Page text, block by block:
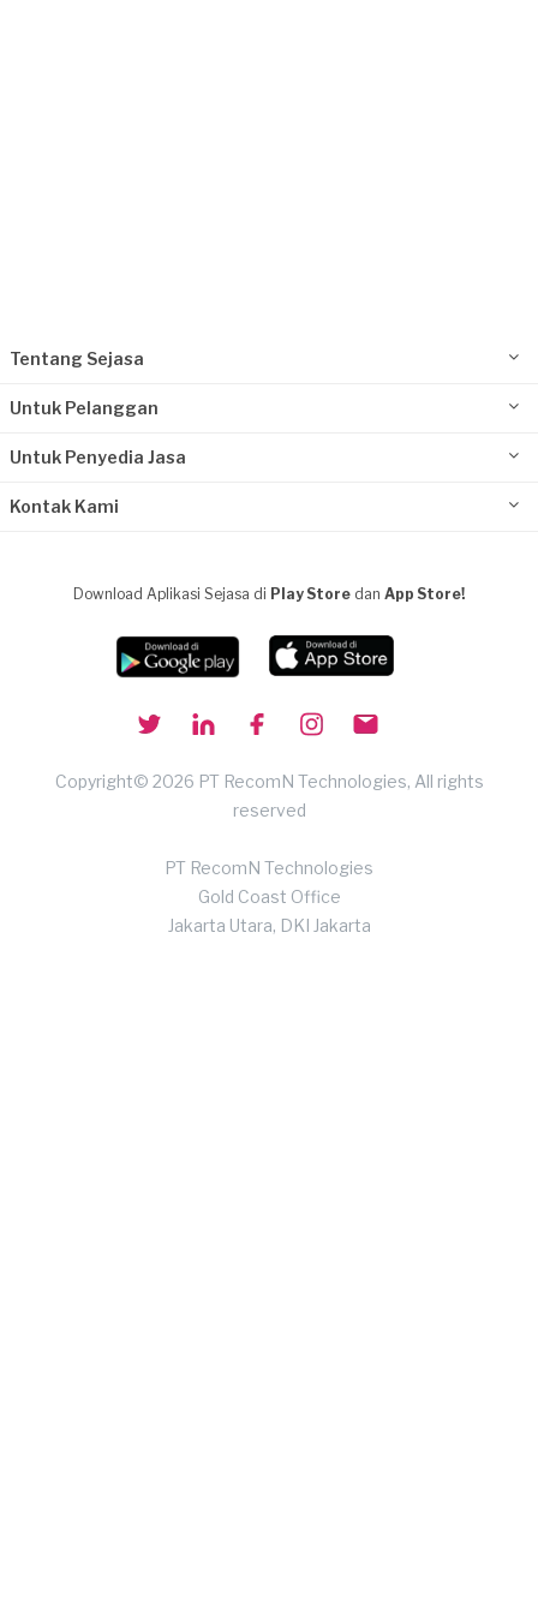
Tentang Sejasa
Untuk Pelanggan
Untuk Penyedia Jasa
Kontak Kami
Download Aplikasi Sejasa di Play Store dan App Store!
Copyright© 2026 PT RecomN Technologies, All rights
reserved
PT RecomN Technologies
Gold Coast Office
Jakarta Utara, DKI Jakarta